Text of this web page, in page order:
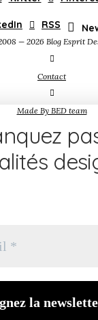
RSS
— 2026 Blog Esprit
Contact
Made By BED team